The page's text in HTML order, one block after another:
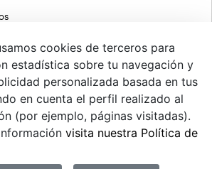
web
información
cookies de terceros para
estadística sobre tu navegación y
personalizada basada en tus
en cuenta el perfil realizado al
(por ejemplo, páginas visitadas).
visita nuestra Política de